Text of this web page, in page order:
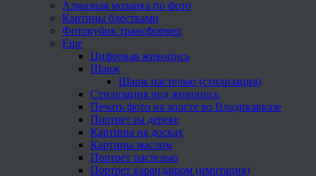
Алмазная мозаика по фото
Картины блестками
Фотокубик трансформер
Еще
Цифровая живопись
Шарж
Шарж пастелью (стилизация)
Стилизация под живопись
Печать фото на холсте во Владикавказе
Портрет на дереве
Картины на досках
Картины маслом
Портрет пастелью
Портрет карандашом (имитация)